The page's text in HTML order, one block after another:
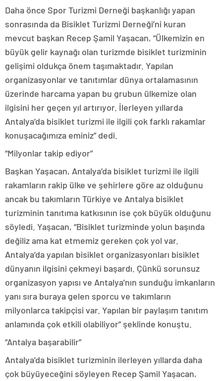
Daha önce Spor Turizmi Derneği başkanlığı yapan
sonrasında da Bisiklet Turizmi Derneği’ni kuran
mevcut başkan Recep Şamil Yaşacan, “Ülkemizin en
büyük gelir kaynağı olan turizmde bisiklet turizminin
gelişimi oldukça önem taşımaktadır. Yapılan
organizasyonlar ve tanıtımlar dünya ortalamasının
üzerinde harcama yapan bu grubun ülkemize olan
ilgisini her geçen yıl artırıyor. İlerleyen yıllarda
Antalya’da bisiklet turizmi ile ilgili çok farklı rakamlar
konuşacağımıza eminiz” dedi.
“Milyonlar takip ediyor”
Başkan Yaşacan, Antalya’da bisiklet turizmi ile ilgili
rakamların rakip ülke ve şehirlere göre az olduğunu
ancak bu takımların Türkiye ve Antalya bisiklet
turizminin tanıtıma katkısının ise çok büyük olduğunu
söyledi. Yaşacan, “Bisiklet turizminde yolun başında
değiliz ama kat etmemiz gereken çok yol var.
Antalya’da yapılan bisiklet organizasyonları bisiklet
dünyanın ilgisini çekmeyi başardı. Çünkü sorunsuz
organizasyon yapısı ve Antalya’nın sunduğu imkanların
yanı sıra buraya gelen sporcu ve takımların
milyonlarca takipçisi var. Yapılan bir paylaşım tanıtım
anlamında çok etkili olabiliyor” şeklinde konuştu.
“Antalya başarabilir”
Antalya’da bisiklet turizminin ilerleyen yıllarda daha
çok büyüyeceğini söyleyen Recep Şamil Yaşacan,